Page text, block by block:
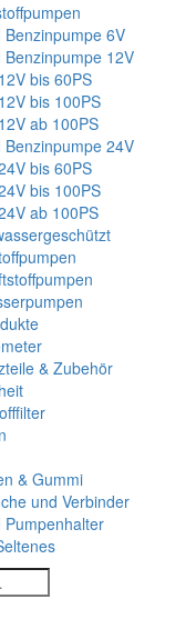
Benzinpumpe 6V
Benzinpumpe 12V
12V bis 60PS
12V bis 100PS
12V ab 100PS
Benzinpumpe 24V
bis 60PS
bis 100PS
ab 100PS
& Zubehör
& Gummi
und Verbinder
Pumpenhalter